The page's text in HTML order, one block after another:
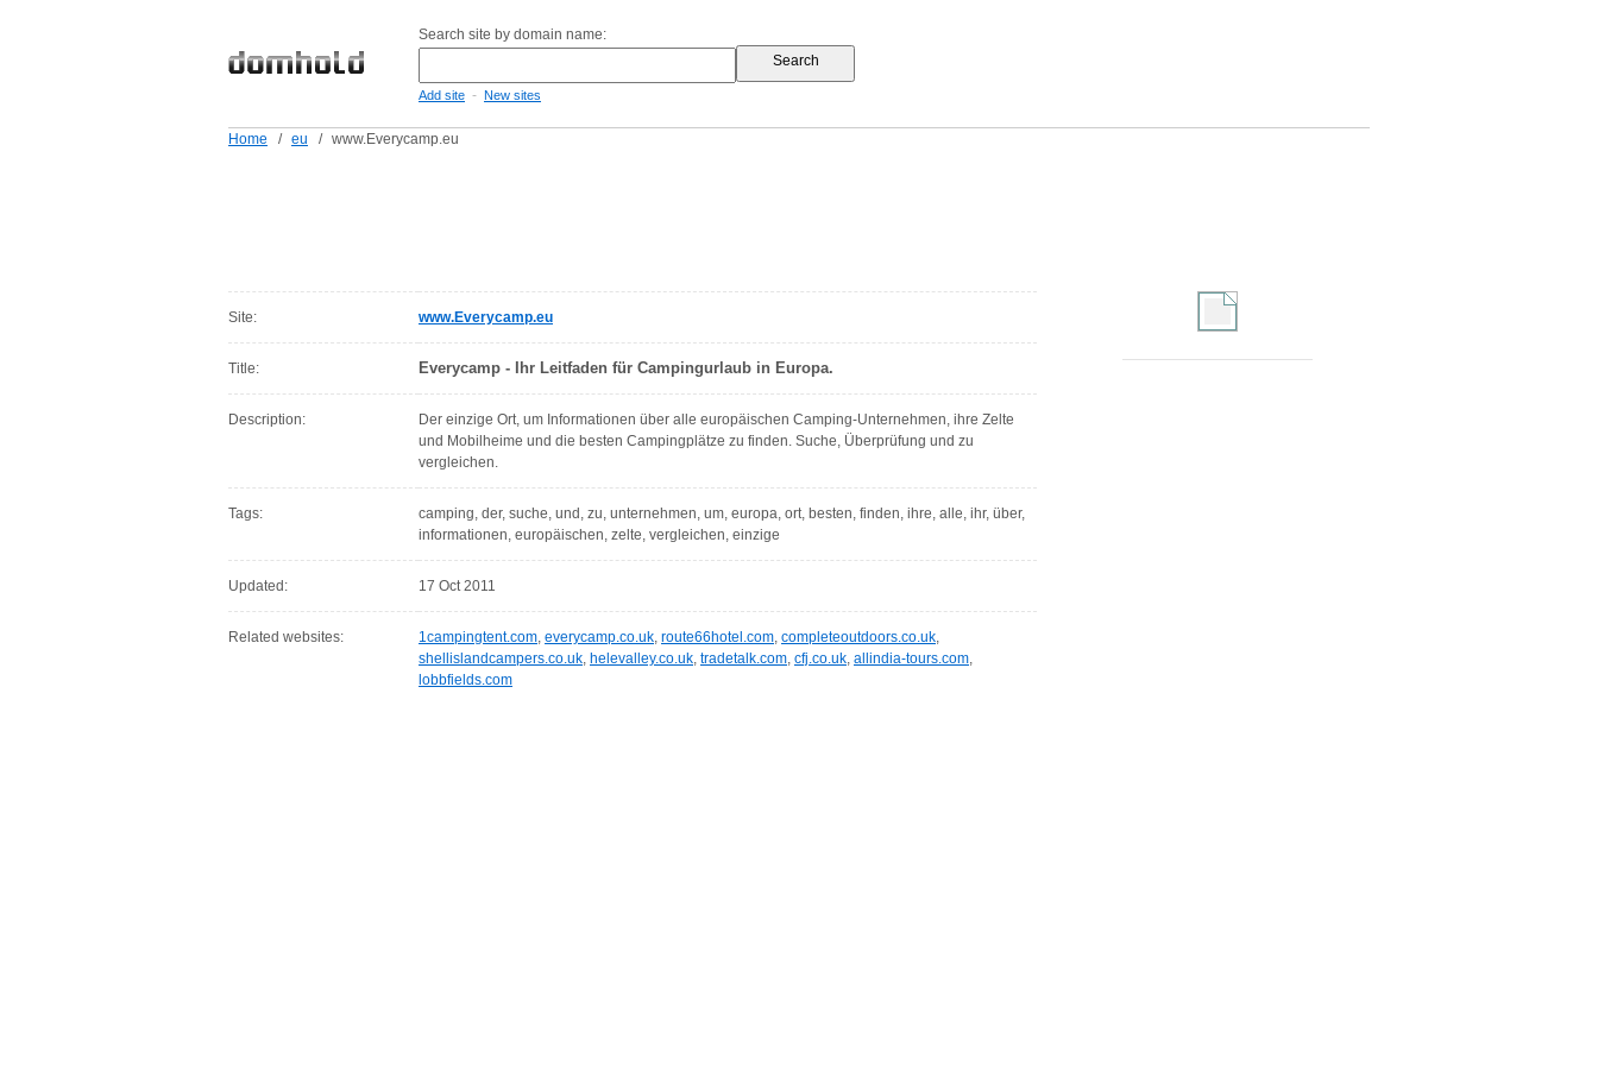
Search site by domain name:
Add site - New sites
Home / eu / www.Everycamp.eu
Site: www.Everycamp.eu
Title: Everycamp - Ihr Leitfaden für Campingurlaub in Europa.
Description:
Der einzige Ort, um Informationen über alle europäischen Camping-Unternehmen, ihre Zelte
und Mobilheime und die besten Campingplätze zu finden. Suche, Überprüfung und zu
vergleichen.
Tags:
camping, der, suche, und, zu, unternehmen, um, europa, ort, besten, finden, ihre, alle, ihr, über,
informationen, europäischen, zelte, vergleichen, einzige
Updated: 17 Oct 2011
Related websites: 1campingtent.com, everycamp.co.uk, route66hotel.com, completeoutdoors.co.uk,
shellislandcampers.co.uk, helevalley.co.uk, tradetalk.com, cfj.co.uk, allindia-tours.com,
lobbfields.com